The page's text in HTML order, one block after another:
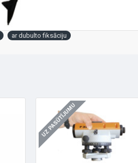
ar dubulto fiksāciju
UZ PASŪTĪJUMU